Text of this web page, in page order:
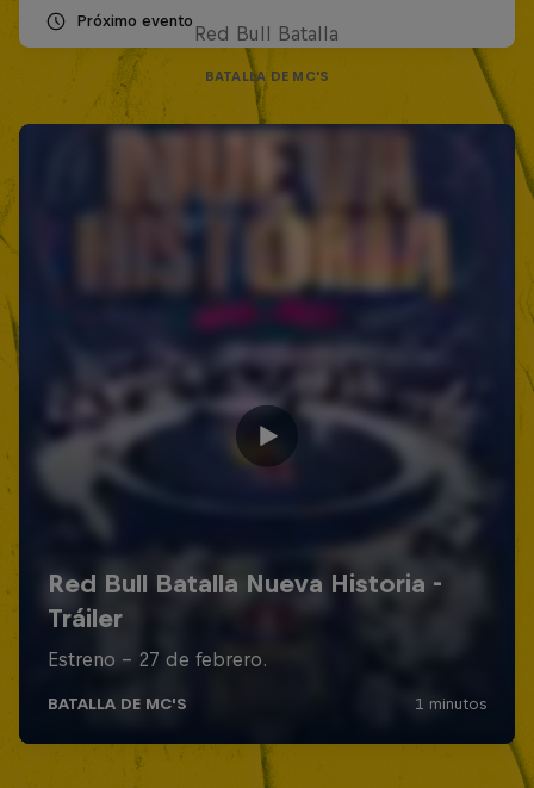
Próximo evento
Red Bull Batalla
BATALLA DE MC'S